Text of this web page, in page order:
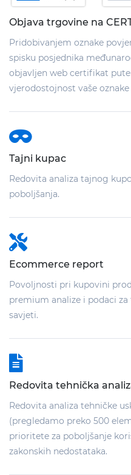
Objava trgovine na
Pridobivanjem oznake
spisku posjednika
objavljen web certifikat
vjerodostojnost vaše
Tajni kupac
Redovita analiza tajnog
poboljšanja.
Ecommerce report
Povoljnosti pri kupovini
premium analize i podaci
savjeti.
Redovita tehnička
Redovita analiza tehničke
(pregledamo preko 500
prioritete za poboljšanje
zakonskih nedostataka.